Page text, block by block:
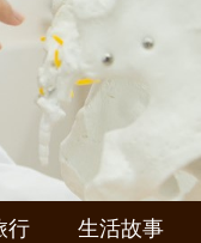
行 生活故事